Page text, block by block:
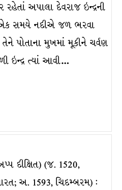
રહેતાં અપાલા દેવરાજ ઇન્દ્રની
એક સમયે નદીએ જળ ભરવા
પોતાના મુખમાં મૂકીને ચર્વણ
ઇન્દ્ર ત્યાં આવી…
દીક્ષિત) (જ. 1520,
અ. 1593, ચિદમ્બરમ) :